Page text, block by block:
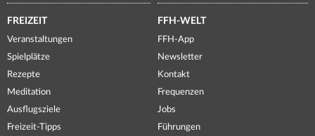
FREIZEIT
Veranstaltungen
Spielplätze
Rezepte
Meditation
Ausflugsziele
Freizeit-Tipps
FFH-WELT
FFH-App
Newsletter
Kontakt
Frequenzen
Jobs
Führungen